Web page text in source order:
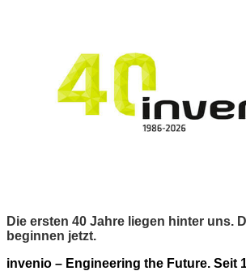
Die ersten 40 Jahre liegen hinter uns.
beginnen jetzt.
invenio – Engineering the Future. Seit